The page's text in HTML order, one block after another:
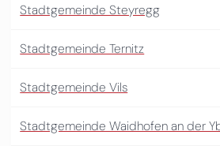
Stadtgemeinde Steyregg
Stadtgemeinde Ternitz
Stadtgemeinde Vils
Stadtgemeinde Waidhofen an der